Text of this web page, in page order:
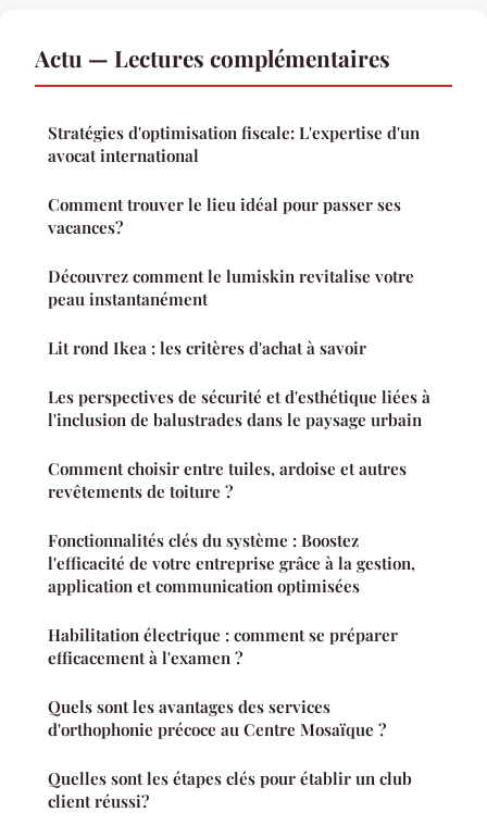
Actu — Lectures complémentaires
Stratégies d'optimisation fiscale: L'expertise d'un
avocat international
Comment trouver le lieu idéal pour passer ses
vacances?
Découvrez comment le lumiskin revitalise votre
peau instantanément
Lit rond Ikea : les critères d'achat à savoir
Les perspectives de sécurité et d'esthétique liées à
l'inclusion de balustrades dans le paysage urbain
Comment choisir entre tuiles, ardoise et autres
revêtements de toiture ?
Fonctionnalités clés du système : Boostez
l'efficacité de votre entreprise grâce à la gestion,
application et communication optimisées
Habilitation électrique : comment se préparer
efficacement à l'examen ?
Quels sont les avantages des services
d'orthophonie précoce au Centre Mosaïque ?
Quelles sont les étapes clés pour établir un club
client réussi?